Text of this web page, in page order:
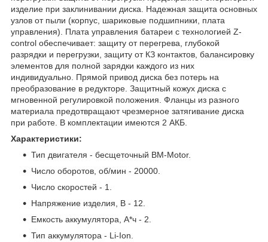
изделие при заклинивании диска. Надежная защита основных
узлов от пыли (корпус, шариковые подшипники, плата
управления). Плата управления батареи с технологией Z-
control обеспечивает: защиту от перегрева, глубокой
разрядки и перегрузки, защиту от КЗ контактов, балансировку
элементов для полной зарядки каждого из них
индивидуально. Прямой привод диска без потерь на
преобразование в редукторе. Защитный кожух диска с
мгновенной регулировкой положения. Фланцы из разного
материала предотвращают чрезмерное затягивание диска
при работе. В комплектации имеются 2 АКБ.
Характеристики:
Тип двигателя - бесщеточный BM-Motor.
Число оборотов, об/мин - 20000.
Число скоростей - 1.
Напряжение изделия, В - 12.
Емкость аккумулятора, А*ч - 2.
Тип аккумулятора - Li-Ion.